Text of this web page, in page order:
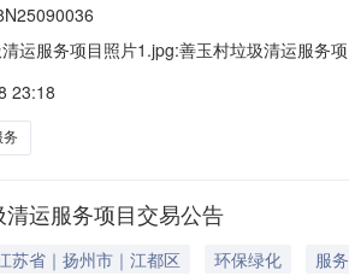
运服务项目照片1.jpg:善玉村垃圾清运服务
面积：--联系方式：张玲（0514-866680
23:18
务
运服务项目交易公告
苏省｜扬州市｜江都区 环保绿化
服务